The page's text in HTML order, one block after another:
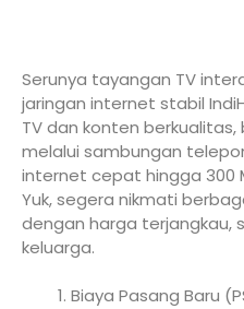
Serunya tayangan TV
jaringan internet stabil
TV dan konten
melalui sambungan
internet cepat hingga 300
Yuk, segera nikmati
dengan harga terjangkau,
keluarga.
Biaya Pasang Baru